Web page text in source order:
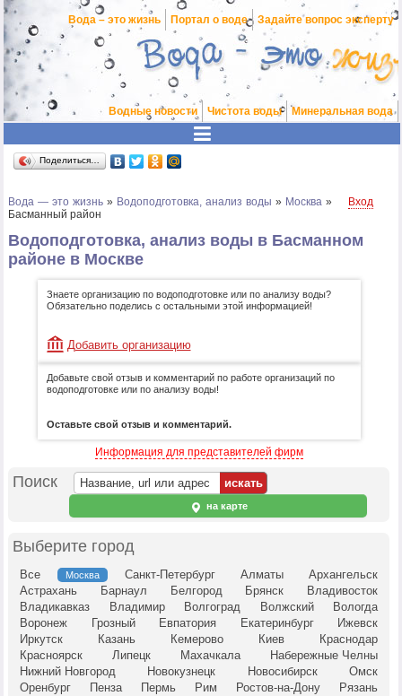
Вода – это жизнь Портал о воде Задайте вопрос эксперту
Водные новости Чистота воды Минеральная вода
Поделиться…
Вода — это жизнь » Водоподготовка, анализ воды » Москва »
Басманный район
Вход
Водоподготовка, анализ воды в Басманном
районе в Москве
Знаете организацию по водоподготовке или по анализу воды?
Обязательно поделись с остальными этой информацией!
Добавить организацию
Добавьте свой отзыв и комментарий по работе организаций по
водоподготовке или по анализу воды!
Оставьте свой отзыв и комментарий.
Информация для представителей фирм
Поиск
на карте
Выберите город
Все Москва Санкт-Петербург Алматы
Архангельск
Астрахань
Барнаул Белгород Брянск
Владивосток
Владикавказ
Владимир Волгоград Волжский
Вологда
Воронеж
Грозный Евпатория Екатеринбург
Ижевск
Иркутск
Казань Кемерово Киев
Краснодар
Красноярск
Липецк Махачкала
Набережные Челны
Нижний Новгород
Новокузнецк Новосибирск
Омск
Оренбург
Пенза Пермь Рим Ростов-на-Дону
Рязань